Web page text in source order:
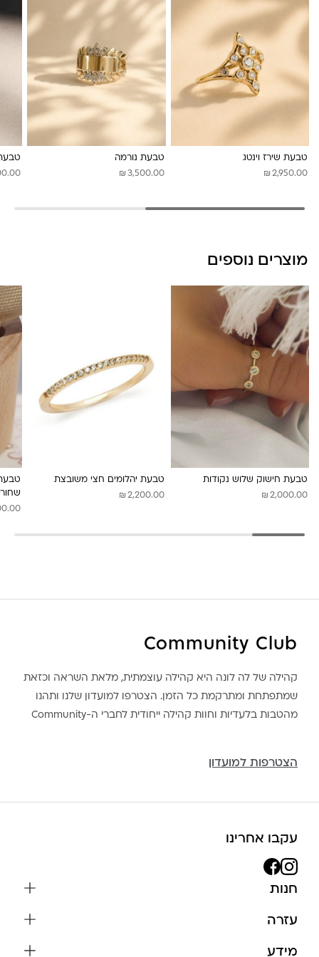
טבעת שירז וינטג
₪ 2,950.00
טבעת נורמה
₪ 3,500.00
מוצרים נוספים
טבעת חישוק שלוש נקודות
₪ 2,000.00
טבעת יהלומים חצי משובצת
₪ 2,200.00
Community Club
קהילה של לה לונה היא קהילה עוצמתית, מלאת השראה וכזאת
שמתפתחת ומתרקמת כל הזמן. הצטרפו למועדון שלנו ותהנו
מהטבות בלעדיות וחוות קהילה ייחודית לחברי ה-Community
הצטרפות למועדון
עקבו אחרינו
חנות
עזרה
מידע